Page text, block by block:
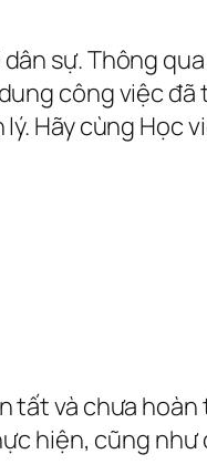
sự. Thông
công việc
Hãy cùng Học
tất và chưa
hiện, cũng như